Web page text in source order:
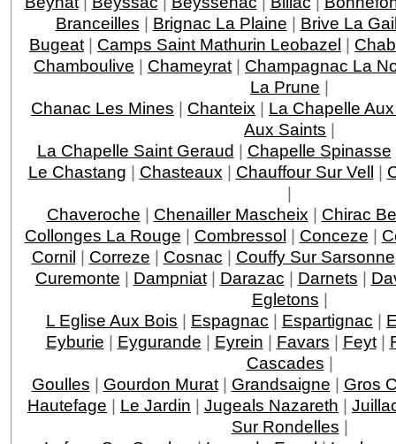
Branceilles | Brignac La Plaine | Brive La
Bugeat | Camps Saint Mathurin Leobazel |
Chamboulive | Chameyrat | Champagnac La
La Prune |
Chanac Les Mines | Chanteix | La Chapelle
Aux Saints |
La Chapelle Saint Geraud | Chapelle Spinasse
Le Chastang | Chasteaux | Chauffour Sur Vell |
|
Chaveroche | Chenailler Mascheix | Chirac
Collonges La Rouge | Combressol | Conceze |
Cornil | Correze | Cosnac | Couffy Sur Sarsonne
Curemonte | Dampniat| Darazac | Darnets |
Egletons |
L Eglise Aux Bois | Espagnac | Espartignac |
Eyburie | Eygurande | Eyrein | Favars | Feyt|
Cascades |
Goulles | Gourdon Murat| Grandsaigne | Gros
Hautefage | Le Jardin | Jugeals Nazareth |
Sur Rondelles |